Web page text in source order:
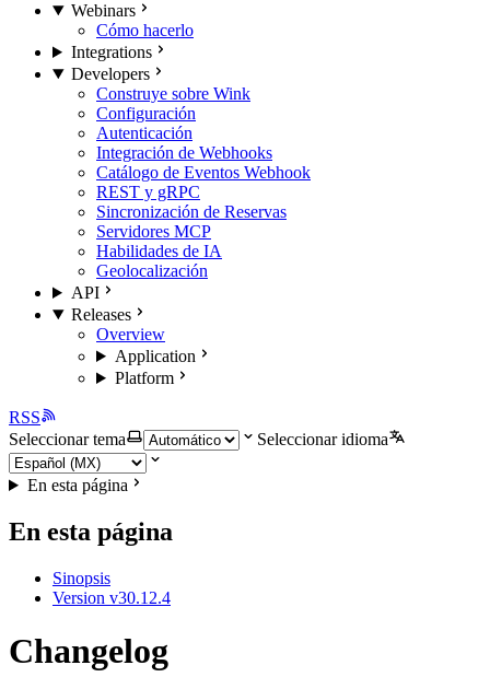
Webinars
Cómo hacerlo
Integrations
Developers
Construye sobre Wink
Configuración
Autenticación
Integración de Webhooks
Catálogo de Eventos Webhook
REST y gRPC
Sincronización de Reservas
Servidores MCP
Habilidades de IA
Geolocalización
API
Releases
Overview
Application
Platform
RSS
Seleccionar tema
Seleccionar idioma
En esta página
En esta página
Sinopsis
Version v30.12.4
Changelog